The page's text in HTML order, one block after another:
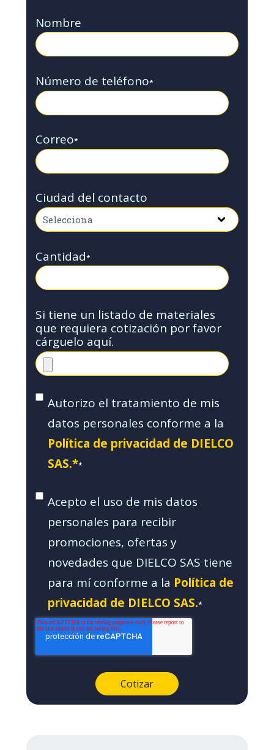
Nombre
Número de teléfono*
Correo*
Ciudad del contacto
Cantidad*
Si tiene un listado de materiales
que requiera cotización por favor
cárguelo aquí.
Autorizo el tratamiento de mis
datos personales conforme a la
Política de privacidad de DIELCO
SAS.**
Acepto el uso de mis datos
personales para recibir
promociones, ofertas y
novedades que DIELCO SAS tiene
para mí conforme a la Política de
privacidad de DIELCO SAS.*